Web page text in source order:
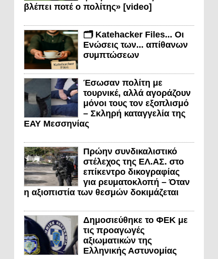
βλέπει ποτέ ο πολίτης» [video]
🗂️ Katehacker Files... Οι
Ενώσεις των... απίθανων
συμπτώσεων
Έσωσαν πολίτη με
τουρνικέ, αλλά αγοράζουν
μόνοι τους τον εξοπλισμό
– Σκληρή καταγγελία της
ΕΑΥ Μεσσηνίας
Πρώην συνδικαλιστικό
στέλεχος της ΕΛ.ΑΣ. στο
επίκεντρο δικογραφίας
για ρευματοκλοπή – Όταν
η αξιοπιστία των θεσμών δοκιμάζεται
Δημοσιεύθηκε το ΦΕΚ με
τις προαγωγές
αξιωματικών της
Ελληνικής Αστυνομίας